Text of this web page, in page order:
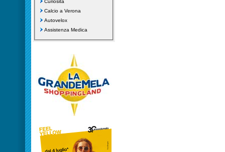
Calcio a Verona
Autovelox
Assistenza Medica